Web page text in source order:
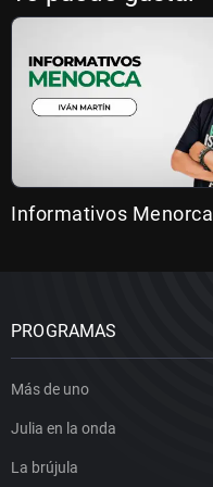
Informativos Menorca
PROGRAMAS
Más de uno
Julia en la onda
La brújula